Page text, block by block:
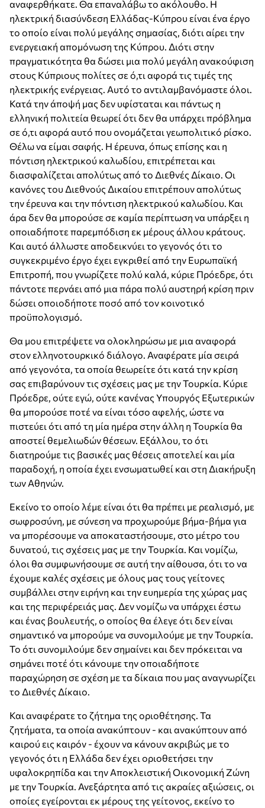
αναφερθήκατε. Θα επαναλάβω το ακόλουθο. Η
ηλεκτρική διασύνδεση Ελλάδας-Κύπρου είναι ένα έργο
το οποίο είναι πολύ μεγάλης σημασίας, διότι αίρει την
ενεργειακή απομόνωση της Κύπρου. Διότι στην
πραγματικότητα θα δώσει μια πολύ μεγάλη ανακούφιση
στους Κύπριους πολίτες σε ό,τι αφορά τις τιμές της
ηλεκτρικής ενέργειας. Αυτό το αντιλαμβανόμαστε όλοι.
Κατά την άποψή μας δεν υφίσταται και πάντως η
ελληνική πολιτεία θεωρεί ότι δεν θα υπάρχει πρόβλημα
σε ό,τι αφορά αυτό που ονομάζεται γεωπολιτικό ρίσκο.
Θέλω να είμαι σαφής. Η έρευνα, όπως επίσης και η
πόντιση ηλεκτρικού καλωδίου, επιτρέπεται και
διασφαλίζεται απολύτως από το Διεθνές Δίκαιο. Οι
κανόνες του Διεθνούς Δικαίου επιτρέπουν απολύτως
την έρευνα και την πόντιση ηλεκτρικού καλωδίου. Και
άρα δεν θα μπορούσε σε καμία περίπτωση να υπάρξει η
οποιαδήποτε παρεμπόδιση εκ μέρους άλλου κράτους.
Και αυτό άλλωστε αποδεικνύει το γεγονός ότι το
συγκεκριμένο έργο έχει εγκριθεί από την Ευρωπαϊκή
Επιτροπή, που γνωρίζετε πολύ καλά, κύριε Πρόεδρε, ότι
πάντοτε περνάει από μια πάρα πολύ αυστηρή κρίση πριν
δώσει οποιοδήποτε ποσό από τον κοινοτικό
προϋπολογισμό.
Θα μου επιτρέψετε να ολοκληρώσω με μια αναφορά
στον ελληνοτουρκικό διάλογο. Αναφέρατε μία σειρά
από γεγονότα, τα οποία θεωρείτε ότι κατά την κρίση
σας επιβαρύνουν τις σχέσεις μας με την Τουρκία. Κύριε
Πρόεδρε, ούτε εγώ, ούτε κανένας Υπουργός Εξωτερικών
θα μπορούσε ποτέ να είναι τόσο αφελής, ώστε να
πιστεύει ότι από τη μία ημέρα στην άλλη η Τουρκία θα
αποστεί θεμελιωδών θέσεων. Εξάλλου, το ότι
διατηρούμε τις βασικές μας θέσεις αποτελεί και μία
παραδοχή, η οποία έχει ενσωματωθεί και στη Διακήρυξη
των Αθηνών.
Εκείνο το οποίο λέμε είναι ότι θα πρέπει με ρεαλισμό, με
σωφροσύνη, με σύνεση να προχωρούμε βήμα-βήμα για
να μπορέσουμε να αποκαταστήσουμε, στο μέτρο του
δυνατού, τις σχέσεις μας με την Τουρκία. Και νομίζω,
όλοι θα συμφωνήσουμε σε αυτή την αίθουσα, ότι το να
έχουμε καλές σχέσεις με όλους μας τους γείτονες
συμβάλλει στην ειρήνη και την ευημερία της χώρας μας
και της περιφέρειάς μας. Δεν νομίζω να υπάρχει έστω
και ένας βουλευτής, ο οποίος θα έλεγε ότι δεν είναι
σημαντικό να μπορούμε να συνομιλούμε με την Τουρκία.
Το ότι συνομιλούμε δεν σημαίνει και δεν πρόκειται να
σημάνει ποτέ ότι κάνουμε την οποιαδήποτε
παραχώρηση σε σχέση με τα δίκαια που μας αναγνωρίζει
το Διεθνές Δίκαιο.
Και αναφέρατε το ζήτημα της οριοθέτησης. Τα
ζητήματα, τα οποία ανακύπτουν - και ανακύπτουν από
καιρού εις καιρόν - έχουν να κάνουν ακριβώς με το
γεγονός ότι η Ελλάδα δεν έχει οριοθετήσει την
υφαλοκρηπίδα και την Αποκλειστική Οικονομική Ζώνη
με την Τουρκία. Ανεξάρτητα από τις ακραίες αξιώσεις, οι
οποίες εγείρονται εκ μέρους της γείτονος, εκείνο το